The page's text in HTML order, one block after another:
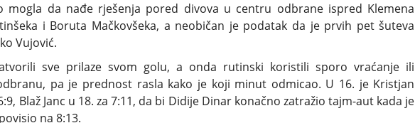
mogla da nađe rješenja pored divova u centru odbrane ispred Klemena
i Boruta Mačkovšeka, a neobičan je podatak da je prvih pet šuteva
Vujović.
sve prilaze svom golu, a onda rutinski koristili sporo vraćanje ili
pa je prednost rasla kako je koji minut odmicao. U 16. je Kristjan
Blaž Janc u 18. za 7:11, da bi Didije Dinar konačno zatražio tajm-aut kada je
na 8:13.